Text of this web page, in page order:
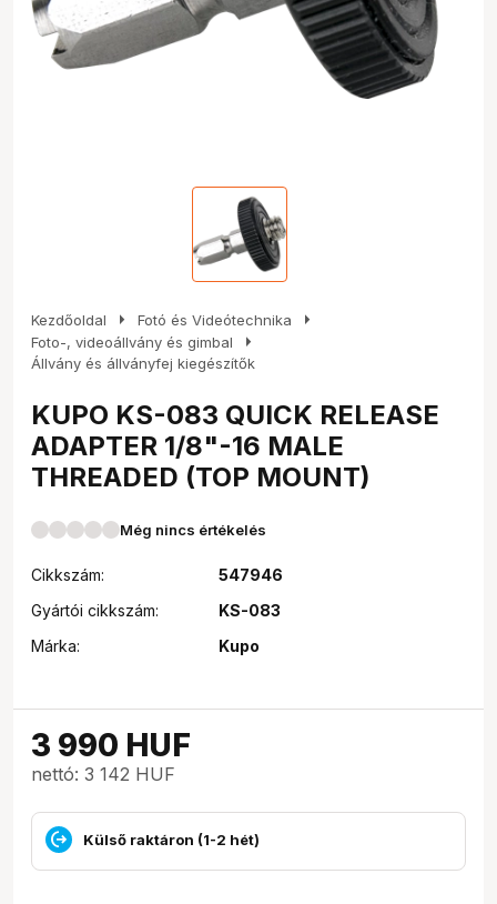
Kezdőoldal arrow_right Fotó és Videótechnika arrow_right
Foto-, videoállvány és gimbal arrow_right
Állvány és állványfej kiegészítők
KUPO KS-083 QUICK RELEASE
ADAPTER 1/8"-16 MALE
THREADED (TOP MOUNT)
Még nincs értékelés
Cikkszám:
547946
Gyártói cikkszám:
KS-083
Márka:
Kupo
3 990 HUF
nettó: 3 142 HUF
Külső raktáron (1-2 hét)